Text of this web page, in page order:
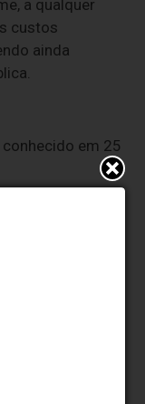
a qualquer
custos
ainda
em 25
inscrição no